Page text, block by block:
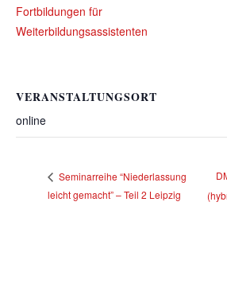
Fortbildungen für
Weiterbildungsassistenten
VERANSTALTUNGSORT
online
Seminarreihe “Niederlassung
leicht gemacht” – Teil 2 Leipzig